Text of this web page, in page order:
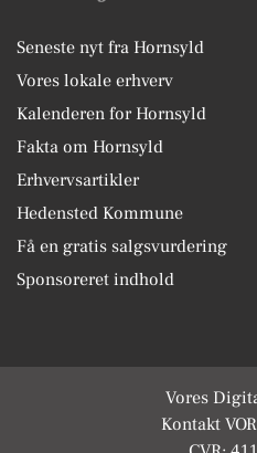
Seneste nyt fra Hornsyld
Vores lokale erhverv
Kalenderen for Hornsyld
Fakta om Hornsyld
Erhvervsartikler
Hedensted Kommune
Få en gratis salgsvurdering
Sponsoreret indhold
Vores
Kontakt